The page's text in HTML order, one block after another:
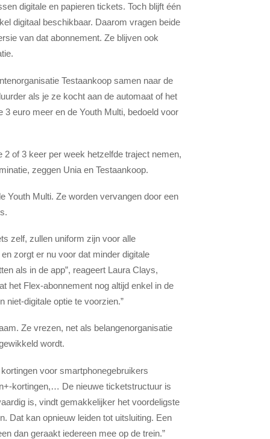
digitale en papieren tickets. Toch blijft één
digitaal beschikbaar. Daarom vragen beide
van dat abonnement. Ze blijven ook
Testaankoop samen naar de
als je ze kocht aan de automaat of het
euro meer en de Youth Multi, bedoeld voor
of 3 keer per week hetzelfde traject nemen,
zeggen Unia en Testaankoop.
Youth Multi. Ze worden vervangen door een
zelf, zullen uniform zijn voor alle
zorgt er nu voor dat minder digitale
als in de app”, reageert Laura Clays,
het Flex-abonnement nog altijd enkel in de
niet-digitale optie te voorzien.”
Ze vrezen, net als belangenorganisatie
wordt.
voor smartphonegebruikers
kortingen,… De nieuwe ticketstructuur is
is, vindt gemakkelijker het voordeligste
Dat kan opnieuw leiden tot uitsluiting. Een
dan geraakt iedereen mee op de trein.”